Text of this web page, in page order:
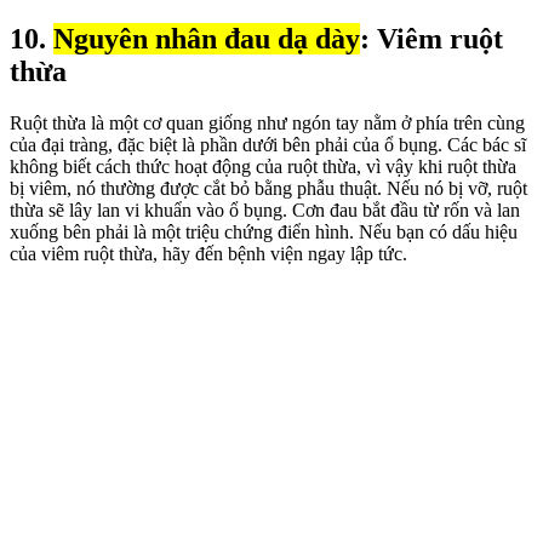
10. Nguyên nhân đau dạ dày: Viêm ruột
thừa
Ruột thừa là một cơ quan giống như ngón tay nằm ở phía trên cùng
của đại tràng, đặc biệt là phần dưới bên phải của ổ bụng. Các bác sĩ
không biết cách thức hoạt động của ruột thừa, vì vậy khi ruột thừa
bị viêm, nó thường được cắt bỏ bằng phẫu thuật. Nếu nó bị vỡ, ruột
thừa sẽ lây lan vi khuẩn vào ổ bụng. Cơn đau bắt đầu từ rốn và lan
xuống bên phải là một triệu chứng điển hình. Nếu bạn có dấu hiệu
của viêm ruột thừa, hãy đến bệnh viện ngay lập tức.